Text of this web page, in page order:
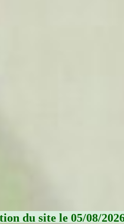
du site le 05/08/